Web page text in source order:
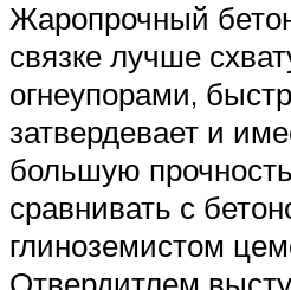
Жаропрочный
связке лучше
огнеупорами,
затвердевает и
большую
сравнивать с
глиноземистом